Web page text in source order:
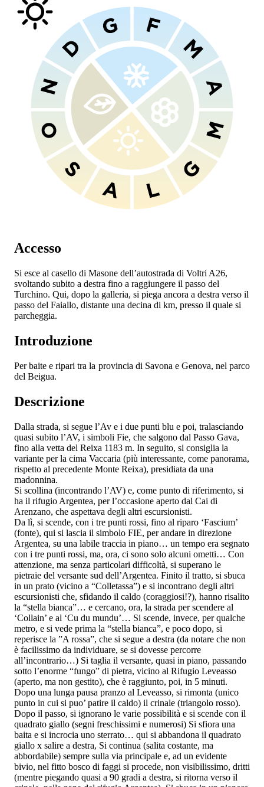
Accesso
Si esce al casello di Masone dell’autostrada di Voltri A26,
svoltando subito a destra fino a raggiungere il passo del
Turchino. Qui, dopo la galleria, si piega ancora a destra verso il
passo del Faiallo, distante una decina di km, presso il quale si
parcheggia.
Introduzione
Per baite e ripari tra la provincia di Savona e Genova, nel parco
del Beigua.
Descrizione
Dalla strada, si segue l’Av e i due punti blu e poi, tralasciando
quasi subito l’AV, i simboli Fie, che salgono dal Passo Gava,
fino alla vetta del Reixa 1183 m. In seguito, si consiglia la
variante per la cima Vaccaria (più interessante, come panorama,
rispetto al precedente Monte Reixa), presidiata da una
madonnina.
Si scollina (incontrando l’AV) e, come punto di riferimento, si
ha il rifugio Argentea, per l’occasione aperto dal Cai di
Arenzano, che aspettava degli altri escursionisti.
Da lì, si scende, con i tre punti rossi, fino al riparo ‘Fascium’
(fonte), qui si lascia il simbolo FIE, per andare in direzione
Argentea, su una labile traccia in piano… un tempo era segnato
con i tre punti rossi, ma, ora, ci sono solo alcuni ometti… Con
attenzione, ma senza particolari difficoltà, si superano le
pietraie del versante sud dell’Argentea. Finito il tratto, si sbuca
in un prato (vicino a “Colletassa”) e si incontrano degli altri
escursionisti che, sfidando il caldo (coraggiosi!?), hanno risalito
la “stella bianca”… e cercano, ora, la strada per scendere al
‘Collain’ e al ‘Cu du mundu’… Si scende, invece, per qualche
metro, e si vede prima la “stella bianca”, e poco dopo, si
reperisce la ”A rossa”, che si segue a destra (da notare che non
è facilissimo da individuare, se si dovesse percorre
all’incontrario…) Si taglia il versante, quasi in piano, passando
sotto l’enorme “fungo” di pietra, vicino al Rifugio Leveasso
(aperto, ma non gestito), che è raggiunto, poi, in 5 minuti.
Dopo una lunga pausa pranzo al Leveasso, si rimonta (unico
punto in cui si puo’ patire il caldo) il crinale (triangolo rosso).
Dopo il passo, si ignorano le varie possibilità e si scende con il
quadrato giallo (segni freschissimi e numerosi) Si sfiora una
baita e si incrocia uno sterrato… qui si abbandona il quadrato
giallo x salire a destra, Si continua (salita costante, ma
abbordabile) sempre sulla via principale e, ad un evidente
bivio, nel fitto bosco di faggi si procede, non visibilissimo, dritti
(mentre piegando quasi a 90 gradi a destra, si ritorna verso il